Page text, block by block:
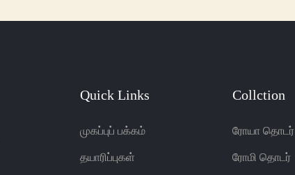
Quick Links
முகப்புப் பக்கம்
தயாரிப்புகள்
Collction
ரோயா தொடர்
ரோமி தொடர்